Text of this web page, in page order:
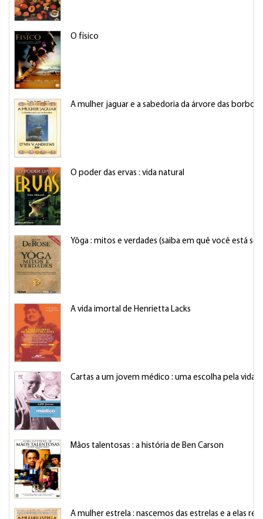
O físico
A mulher jaguar e a sabedoria da árvore das
O poder das ervas : vida natural
Yôga : mitos e verdades (saiba em quê você está se
A vida imortal de Henrietta Lacks
Cartas a um jovem médico : uma escolha pela vida
Mãos talentosas : a história de Ben Carson
A mulher estrela : nascemos das estrelas e a elas